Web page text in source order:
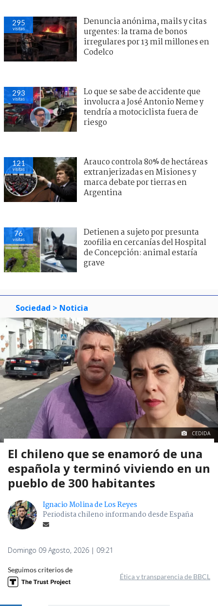
295
visitas
Denuncia anónima, mails y citas
urgentes: la trama de bonos
irregulares por 13 mil millones en
Codelco
293
visitas
Lo que se sabe de accidente que
involucra a José Antonio Neme y
tendría a motociclista fuera de
riesgo
121
visitas
Arauco controla 80% de hectáreas
extranjerizadas en Misiones y
marca debate por tierras en
Argentina
76
visitas
Detienen a sujeto por presunta
zoofilia en cercanías del Hospital
de Concepción: animal estaría
grave
Sociedad > Noticia
CEDIDA
El chileno que se enamoró de una
española y terminó viviendo en un
pueblo de 300 habitantes
Ignacio Molina de Los Reyes
Periodista chileno informando desde España
Domingo 09 Agosto, 2026 | 09:21
Seguimos criterios de
Ética y transparencia de BBCL